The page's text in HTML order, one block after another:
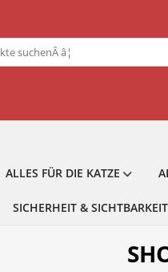
ALLES FÜR DIE KATZE
SICHERHEIT & SICHTBARKEIT